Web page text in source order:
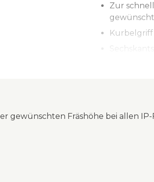
Zur
gewünschten Fräshöhe bei allen